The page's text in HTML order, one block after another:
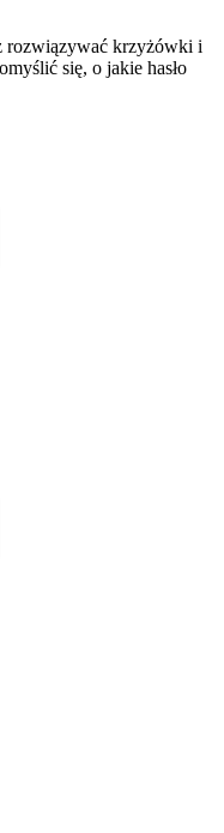
rozwiązywać krzyżówki i
się, o jakie hasło